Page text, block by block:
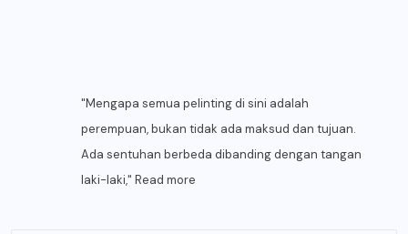
"Mengapa semua pelinting di sini adalah
perempuan, bukan tidak ada maksud dan tujuan.
Ada sentuhan berbeda dibanding dengan tangan
laki-laki," Read more